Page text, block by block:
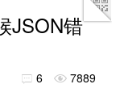
JSON错
 6  7889